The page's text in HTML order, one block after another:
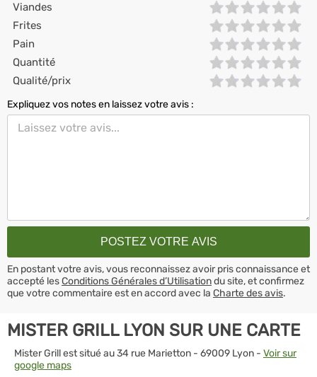
Viandes
Frites
Pain
Quantité
Qualité/prix
Expliquez vos notes en laissez votre avis :
En postant votre avis, vous reconnaissez avoir pris connaissance et
accepté lesConditions Générales d’Utilisationdu site, et confirmez
que votre commentaire est en accord avec la Charte des avis.
MISTER GRILL LYON SUR UNE CARTE
Mister Grill est situé au 34 rue Marietton - 69009 Lyon - Voir sur
google maps